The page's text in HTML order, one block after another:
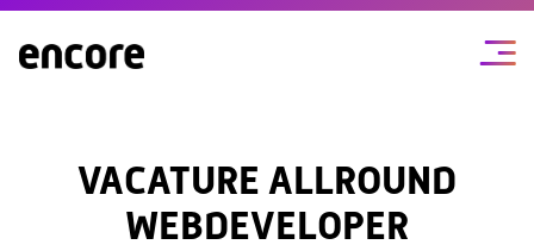
VACATURE ALLROUND
WEBDEVELOPER